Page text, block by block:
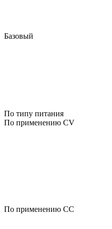
Базовый
По типу питания
По применению CV
По применению CC